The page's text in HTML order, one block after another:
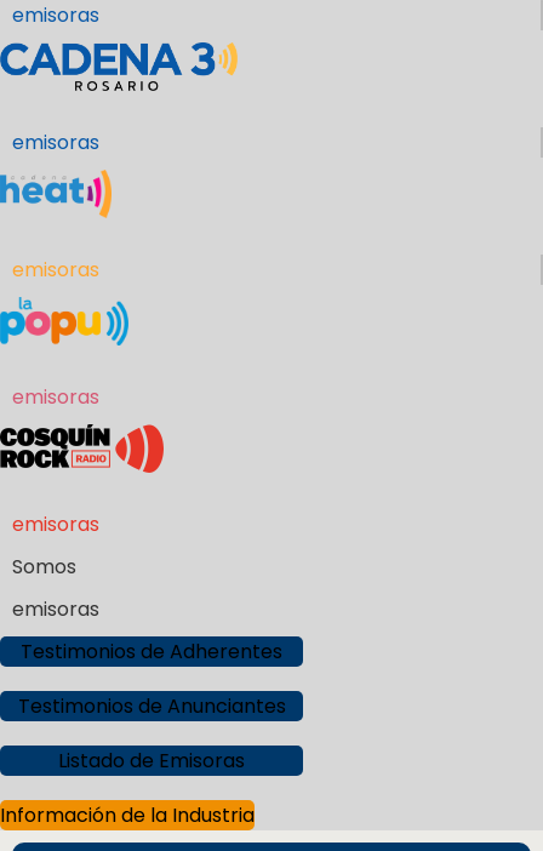
emisoras
emisoras
emisoras
emisoras
emisoras
Somos
emisoras
Testimonios de Adherentes
Testimonios de Anunciantes
Listado de Emisoras
Información de la Industria